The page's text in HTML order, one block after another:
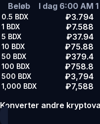
Beløb
I dag 6:00 AM
0.5 BDX ₽3.794
1 BDX ₽7.588
5 BDX ₽37.94
10 BDX ₽75.88
50 BDX ₽379.4
100 BDX ₽758.8
500 BDX ₽3,794
1,000 BDX ₽7,588
Konverter andre